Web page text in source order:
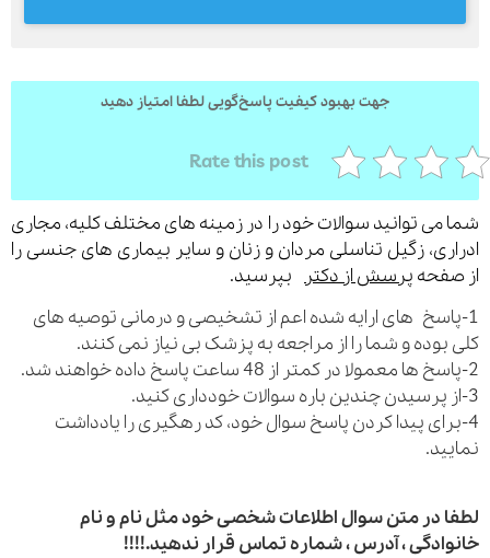
جهت بهبود کیفیت پاسخ‌گویی لطفا امتیاز دهید
Rate this post
توانید سوالات خود را در زمینه های مختلف کلیه، مجاری
زگیل تناسلی مردان و زنان و سایر بیماری های جنسی را
پرسش از دکتربپرسید.
های ارایه شده اعم از تشخیصی و درمانی توصیه های
و شما را از مراجعه به پزشک بی نیاز نمی کنند.
پیدا کردن پاسخ سوال خود، کد رهگیری را یادداشت
در متن سوال اطلاعات شخصی خود مثل نام و نام
، آدرس ، شماره تماس قرار ندهید.!!!!